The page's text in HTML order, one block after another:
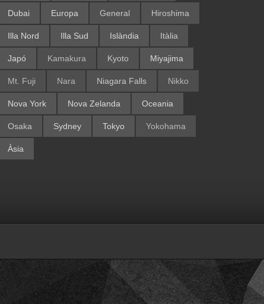
Dubai Europa General Hiroshima
Illa Nord Illa Sud Islàndia Itàlia
Japó Kamakura Kyoto Miyajima
Mt. Fuji Nara Niagara Falls Nikko
Nova York Nova Zelanda Oceania
Osaka Sydney Tokyo Yokohama
Àsia